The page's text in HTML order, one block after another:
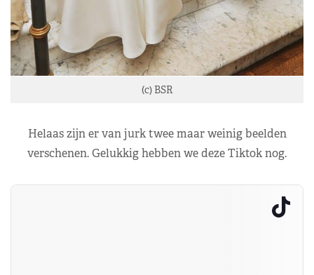
(c) BSR
Helaas zijn er van jurk twee maar weinig beelden
verschenen. Gelukkig hebben we deze Tiktok nog.